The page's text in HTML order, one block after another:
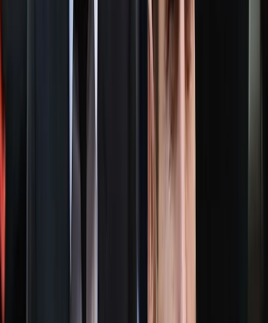
আসন ভাগাভাগি নিয়ে মতানৈক্যের জেরে ইসলামী আন্দোলন আগে
জামায়াতের নির্বাচনি জোট থেকে সরে যায়। সে সময় দলটির নায়েবে
আমির ফয়জুল করীমের আসন ছাড়ার ঘোষণা জামায়াত তাৎক্ষণিকভাবে
আমলে না নেওয়ার কথা জানায়। এর পরদিনই মামুনুল হকের সম্মানে দুই
আরও পড়ুন: